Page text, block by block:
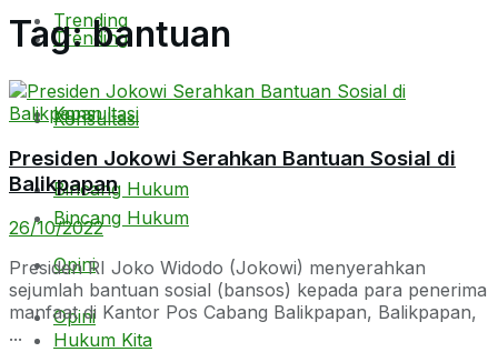
Trending
Konsultasi
Bincang Hukum
Opini
Trending
Konsultasi
Bincang Hukum
Opini
Hukum Kita
Tag:bantuan
Presiden Jokowi Serahkan Bantuan Sosial di
Balikpapan
26/10/2022
Presiden RI Joko Widodo (Jokowi) menyerahkan
sejumlah bantuan sosial (bansos) kepada para penerima
manfaat di Kantor Pos Cabang Balikpapan, Balikpapan,
...